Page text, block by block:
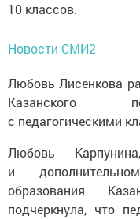
10 классов.
Новости СМИ2
Любовь Лисенкова
Казанского
с педагогическими
Любовь
и
образования
подчеркнула, что